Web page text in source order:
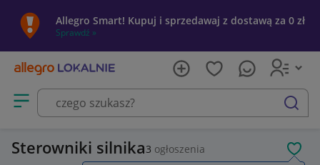
Allegro Smart! Kupuj i sprzedawaj z dostawą za 0 zł
Sprawdź »
Otwórz menu z kategoriami
szukaj
Sterowniki silnika3 ogłoszenia